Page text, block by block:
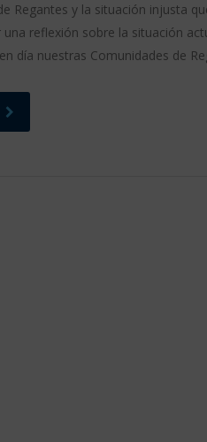
Regantes y la situación injusta
reflexión sobre la situación
día nuestras Comunidades de